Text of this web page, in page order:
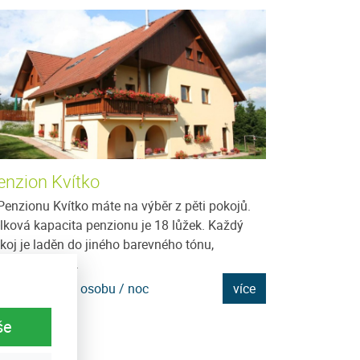
Kvítko
Kvítko máte na výběr z pěti pokojů.
kapacita penzionu je 18 lůžek. Každý
je laděn do jiného barevného tónu,
950 Kč za osobu / noc
více